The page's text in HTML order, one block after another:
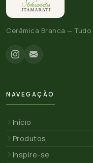
Cerâmica Branca —
NAVEGAÇÃO
Início
Produtos
Inspire-se